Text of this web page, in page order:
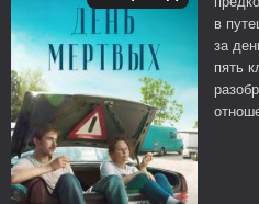
в
за
пять